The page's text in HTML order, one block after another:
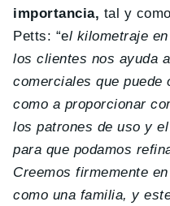
importancia, tal y
Petts: “el kilometraje
los clientes nos ayuda
comerciales que
como a proporcionar
los patrones de uso y
para que podamos
Creemos firmemente
como una familia, y